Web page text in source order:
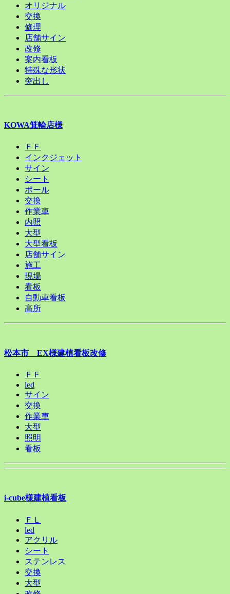
オリジナル
交換
修理
店舗サイン
改修
案内看板
特殊な形状
突出し
KOWA箕輪店様
ＦＦ
インクジェット
サイン
シート
ポール
交換
作業車
内照
大型
大型看板
店舗サイン
施工
現場
看板
自動車看板
高所
松本市 EX様建植看板改修
ＦＦ
led
サイン
交換
作業車
大型
照明
看板
i-cube様建植看板
ＦＬ
led
アクリル
シート
ステンレス
交換
大型